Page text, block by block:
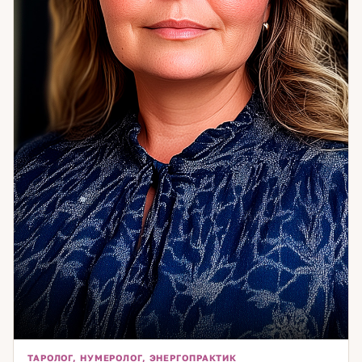
выбраться — приходите, разберёмся вместе.
ТАРОЛОГ, НУМЕРОЛОГ, ЭНЕРГОПРАКТИК